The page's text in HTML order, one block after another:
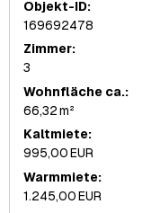
Objekt-ID:
169692478
Zimmer:
3
Wohnfläche ca.:
66,32 m²
Kaltmiete:
995,00 EUR
Warmmiete:
1.245,00 EUR